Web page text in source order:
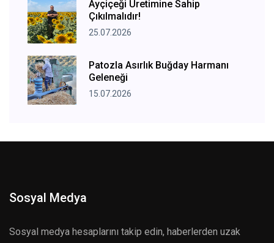
Ayçiçeği Üretimine Sahip
Çıkılmalıdır!
25.07.2026
Patozla Asırlık Buğday Harmanı
Geleneği
15.07.2026
Sosyal Medya
Sosyal medya hesaplarını takip edin, haberlerden uzak